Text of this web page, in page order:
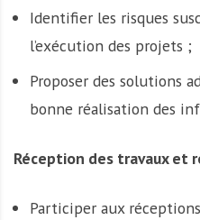
Identifier les risques
l’exécution des projets ;
Proposer des solutions
bonne réalisation des
Réception des travaux et
Participer aux